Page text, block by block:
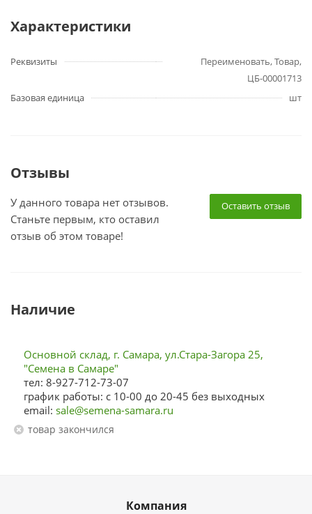
Характеристики
Реквизиты
Переименовать, Товар,
ЦБ-00001713
Базовая единица
шт
Отзывы
Оставить отзыв
У данного товара нет отзывов.
Станьте первым, кто оставил
отзыв об этом товаре!
Наличие
Основной склад, г. Самара, ул.Стара-Загора 25,
"Семена в Самаре"
тел: 8-927-712-73-07
график работы: с 10-00 до 20-45 без выходных
email: sale@semena-samara.ru
Товар закончился
Компания